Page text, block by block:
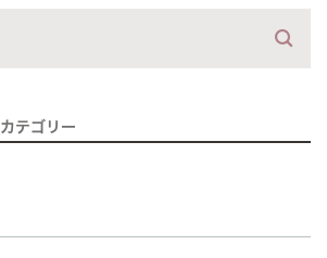
カテゴリー